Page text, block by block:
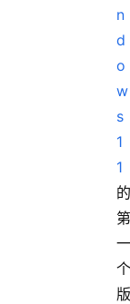
n
d
o
w
s
1
1
的
第
一
个
版